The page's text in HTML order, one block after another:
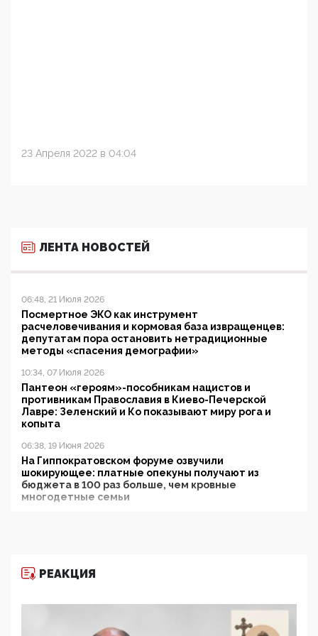
23 Апреля 2022 в 04:04
ЛЕНТА НОВОСТЕЙ
06:48, 21 Июля 2026
Посмертное ЭКО как инструмент
расчеловечивания и кормовая база извращенцев:
депутатам пора остановить нетрадиционные
методы «спасения демографии»
10:34, 07 Июля 2026
Пантеон «героям»-пособникам нацистов и
противникам Православия в Киево-Печерской
Лавре: Зеленский и Ко показывают миру рога и
копыта
06:38, 19 Июня 2026
На Гиппократовском форуме озвучили
шокирующее: платные опекуны получают из
бюджета в 100 раз больше, чем кровные
многодетные семьи
11:53, 09 Июня 2026
деятельность ИИТО ЮНЕСКО в России, но
цифроглобалисты продолжают определять
повестку в образовании
РЕАКЦИЯ